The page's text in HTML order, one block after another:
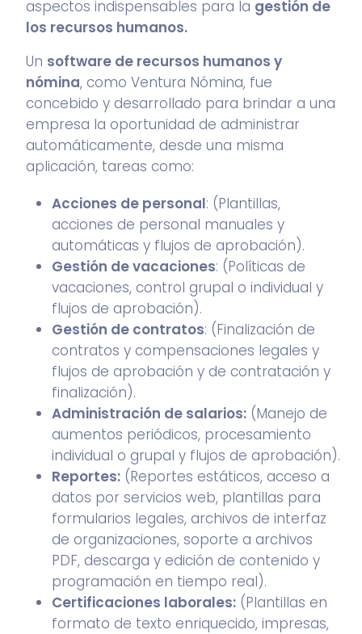
aspectos indispensables para la gestión de
los recursos humanos.
Un software de recursos humanos y
nómina, como Ventura Nómina, fue
concebido y desarrollado para brindar a una
empresa la oportunidad de administrar
automáticamente, desde una misma
aplicación, tareas como:
Acciones de personal: (Plantillas,
acciones de personal manuales y
automáticas y flujos de aprobación).
Gestión de vacaciones: (Políticas de
vacaciones, control grupal o individual y
flujos de aprobación).
Gestión de contratos: (Finalización de
contratos y compensaciones legales y
flujos de aprobación y de contratación y
finalización).
Administración de salarios: (Manejo de
aumentos periódicos, procesamiento
individual o grupal y flujos de aprobación).
Reportes: (Reportes estáticos, acceso a
datos por servicios web, plantillas para
formularios legales, archivos de interfaz
de organizaciones, soporte a archivos
PDF, descarga y edición de contenido y
programación en tiempo real).
Certificaciones laborales: (Plantillas en
formato de texto enriquecido, impresas,